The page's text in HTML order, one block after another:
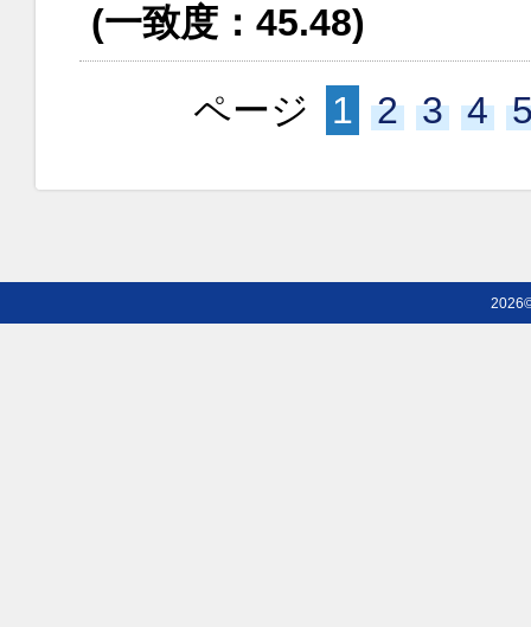
(一致度：45.48)
ページ 1 2 3 4